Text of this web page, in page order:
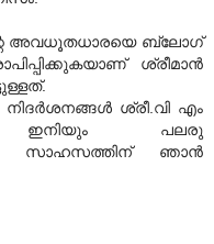
അവധൂതധാരയെ ബ്ലോഗ്
ശ്രീമാന്‍
ശ്രീ.വി എം
ഇനിയും പലരു
സാഹസത്തിന് ഞാന്‍